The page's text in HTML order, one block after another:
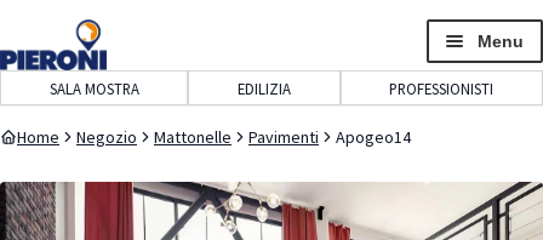
navigazione
contenuto
Menu
SALA MOSTRA EDILIZIA PROFESSIONISTI
Home Negozio Mattonelle Pavimenti Apogeo14